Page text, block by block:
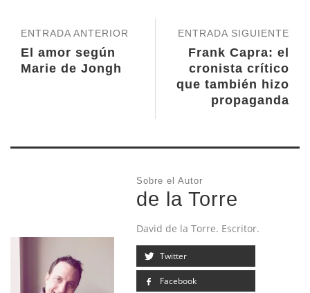
ENTRADA SIGUIENTE
Frank Capra: el
cronista crítico
que también hizo
propaganda
ENTRADA ANTERIOR
El amor según
Marie de Jongh
Sobre el Autor
de la Torre
David de la Torre. Escritor.
Twitter
Facebook